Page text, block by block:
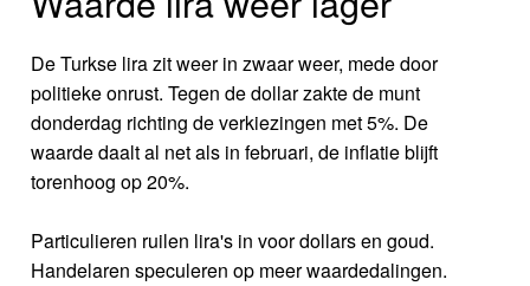
De Turkse lira zit weer in zwaar weer, mede door
politieke onrust. Tegen de dollar zakte de munt
donderdag richting de verkiezingen met 5%. De
waarde daalt al net als in februari, de inflatie blijft
torenhoog op 20%.
Particulieren ruilen lira's in voor dollars en goud.
Handelaren speculeren op meer waardedalingen.